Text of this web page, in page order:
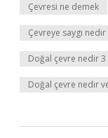
Çevresi ne demek
Çevreye saygı nedir
Doğal çevre nedir
Doğal çevre nedir